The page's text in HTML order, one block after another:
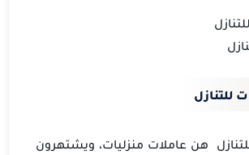
للتنازل
هن عاملات منزليات، ويشتهرون